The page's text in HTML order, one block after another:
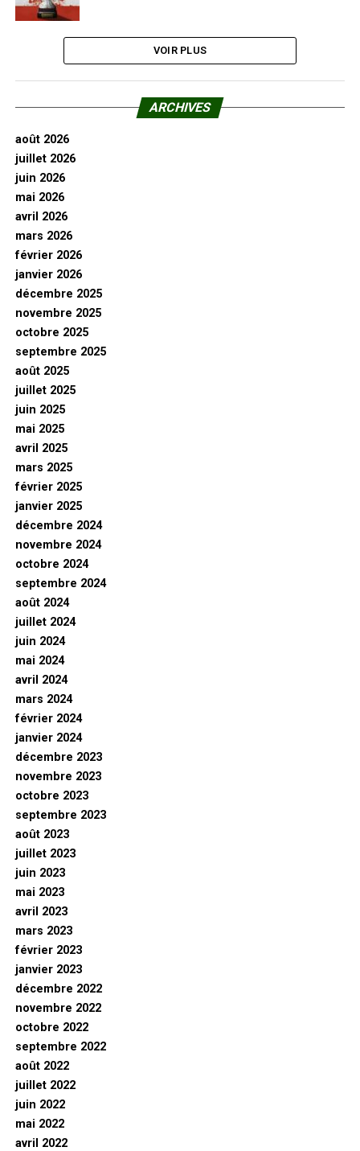
VOIR PLUS
ARCHIVES
août 2026
juillet 2026
juin 2026
mai 2026
avril 2026
mars 2026
février 2026
janvier 2026
décembre 2025
novembre 2025
octobre 2025
septembre 2025
août 2025
juillet 2025
juin 2025
mai 2025
avril 2025
mars 2025
février 2025
janvier 2025
décembre 2024
novembre 2024
octobre 2024
septembre 2024
août 2024
juillet 2024
juin 2024
mai 2024
avril 2024
mars 2024
février 2024
janvier 2024
décembre 2023
novembre 2023
octobre 2023
septembre 2023
août 2023
juillet 2023
juin 2023
mai 2023
avril 2023
mars 2023
février 2023
janvier 2023
décembre 2022
novembre 2022
octobre 2022
septembre 2022
août 2022
juillet 2022
juin 2022
mai 2022
avril 2022